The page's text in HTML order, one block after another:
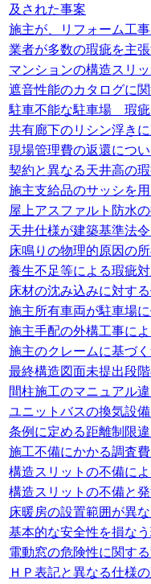
及された事案
施主が、リフォーム工
業者が多数の瑕疵を主
マンションの構造スリ
遮音性能のカタログに
駐車不能な駐車場 瑕疵
共有廊下のリシン浮き
現場管理費の返還につい
契約と異なる天井高の
施主支給品のサッシを
屋上アスファルト防水
天井仕様が建築基準法
床鳴りの物理的原因の
養生不足等による瑕疵
床材の沈み込みに対す
施主所有車両が駐車場
施主手配の外構工事に
施主のクレームに基づ
最終構造図面未提出段
間柱施工のマニュアル
ユニットバスの換気設
条例に定める距離制限
施工不備にかかる調査
構造スリットの不備に
構造スリットの不備と
床暖房の設置範囲が異
基本的な安全性を損な
電動窓の危険性に関す
ＨＰ表記と異なる仕様